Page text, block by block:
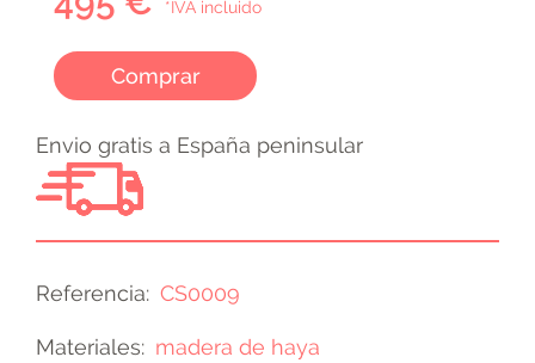
*IVA incluido
Comprar
Envio gratis a España peninsular
Referencia CS0009
Materiales madera de haya